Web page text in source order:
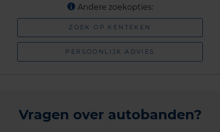
Andere zoekopties:
ZOEK OP KENTEKEN
PERSOONLIJK ADVIES
Vragen over autobanden?